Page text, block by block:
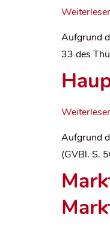
Aufgrund
33 des
Aufgrund
(GVBl. S.